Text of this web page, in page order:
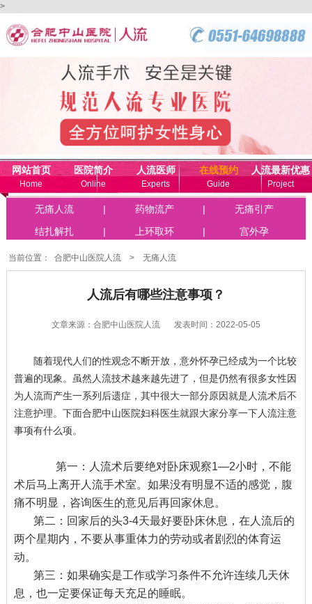
>
网站首页
Home
医院简介
Online
人流医师
Experts
在线预约
Guide
人流最新优惠
Project
联系我们无痛人流 | 药物流产 |
无痛引产
结扎解扎
| 上环取环 | 宫外孕
当前位置： 合肥中山医院人流 > 无痛人流
人流后有哪些注意事项？
文章来源：合肥中山医院人流 发表时间：2022-05-05
随着现代人们的性观念不断开放，意外怀孕已经成为一个比较
普遍的现象。虽然人流技术越来越先进了，但是仍然有很多女性因
为人流而产生一系列后遗症，其中很大一部分原因就是人流术后不
注意护理。下面合肥中山医院妇科医生就跟大家分享一下人流注意
事项有什么项。
第一：人流术后要绝对卧床观察1—2小时，不能
术后马上离开人流手术室。如果没有明显不适的感觉，腹
痛不明显，咨询医生的意见后再回家休息。
第二：回家后的头3-4天最好要卧床休息，在人流后的
两个星期内，不要从事重体力的劳动或者剧烈的体育运
动。
第三：如果确实是工作或学习条件不允许连续几天休
息，也一定要保证每天充足的睡眠。